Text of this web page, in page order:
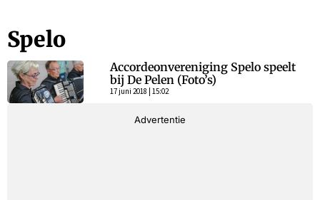
Spelo
Accordeonvereniging Spelo speelt
bij De Pelen (Foto’s)
17 juni 2018 | 15:02
Advertentie